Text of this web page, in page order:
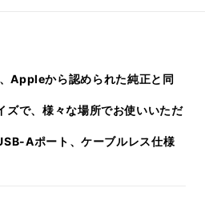
Appleから認められた純正と同
ズで、様々な場所でお使いいただ
Aポート、ケーブルレス仕様